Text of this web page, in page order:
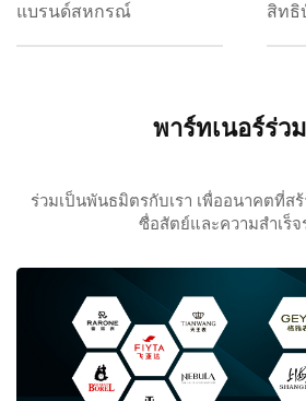
แบรนด์สหกรณ์ สิทธิ
พาร์ทเนอร์ร่ว
ร่วมเป็นพันธมิตรกับเรา เพื่ออนาคตที่ส
ซื่อสัตย์และความสำเร็